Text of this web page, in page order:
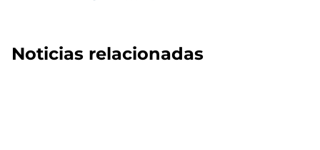
Noticias relacionadas